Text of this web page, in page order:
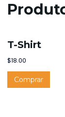
T-Shirt
$18.00
Comprar